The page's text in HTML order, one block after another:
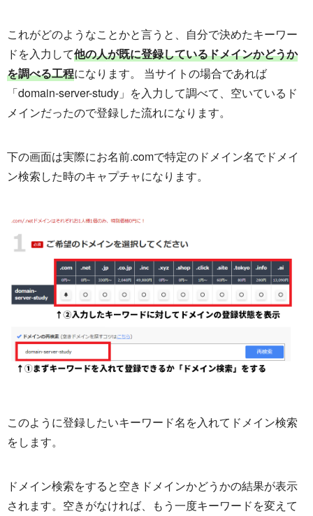
これがどのようなことかと言うと、自分で決めたキーワー
ドを入力して他の人が既に登録しているドメインかどうか
を調べる工程になります。 当サイトの場合であれば
「domain-server-study」を入力して調べて、空いているド
メインだったので登録した流れになります。
下の画面は実際にお名前.comで特定のドメイン名でドメイ
ン検索した時のキャプチャになります。
このように登録したいキーワード名を入れてドメイン検索
をします。
ドメイン検索をすると空きドメインかどうかの結果が表示
されます。空きがなければ、もう一度キーワードを変えて